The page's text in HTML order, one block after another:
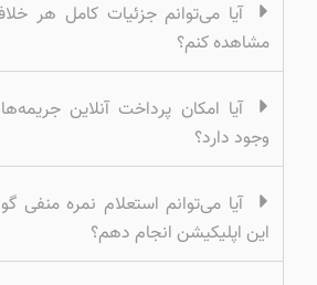
آیا می‌توانم جزئیات کامل هر
مشاهده کنم؟
آیا امکان پرداخت آنلاین
وجود دارد؟
آیا می‌توانم استعلام نمره منفی
این اپلیکیشن انجام دهم؟